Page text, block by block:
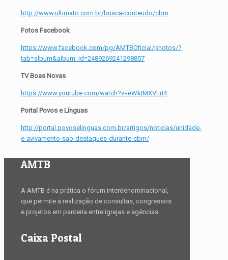
http://www.ultimato.com.br/busca-conteudo/cbm
Fotos Facebook
https://www.facebook.com/pg/AMTBOficial/photos/?
tab=album&album_id=2489269241298857
TV Boas Novas
https://www.youtube.com/watch?v=eWkIMXVErI4
Portal Povos e Línguas
http://portal.povoselinguas.com.br/artigos/noticias/unidade-
e-avivamento-sao-destaques-durante-cbm/
AMTB
A AMTB é na prática o fórum interdenominacional,
que permite a realização de consultas, congressos
e projetos em parceria entre igrejas e agências.
Caixa Postal